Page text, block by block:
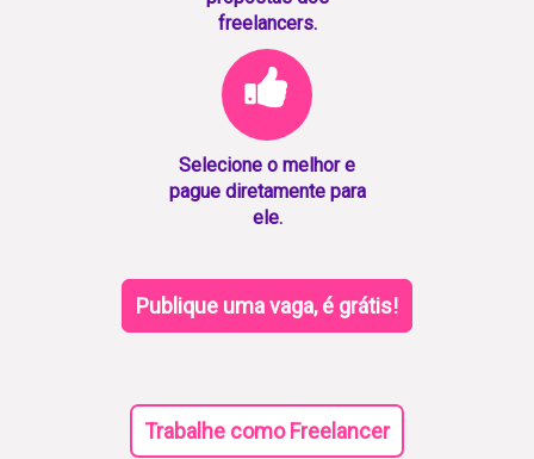
freelancers.
Selecione o melhor e
pague diretamente para
ele.
Publique uma vaga, é grátis!
Trabalhe como Freelancer